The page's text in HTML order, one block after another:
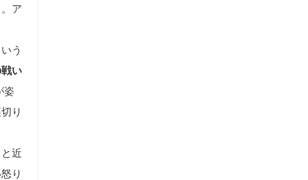
ア
う
戦い
姿
り
近
り